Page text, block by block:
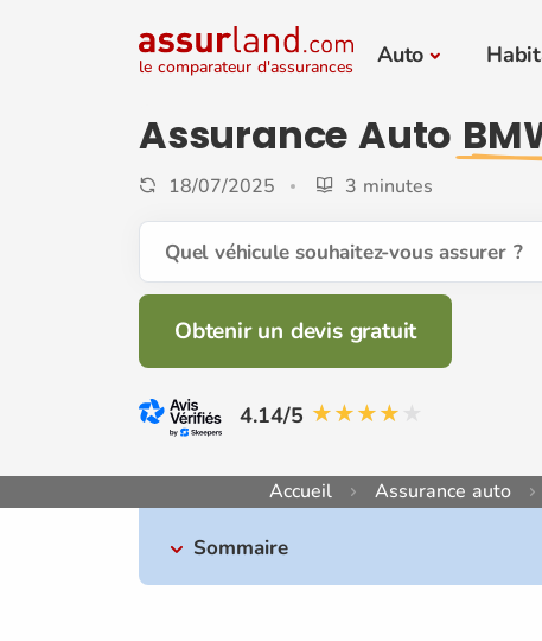
le comparateur d'assurances Auto
Assurance Auto
18/07/2025 3 minutes
Quel véhicule souhaitez-vous assurer ?
Obtenir un devis gratuit
4.14/5
Accueil Assurance auto
Sommaire